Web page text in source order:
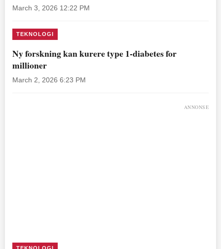
March 3, 2026 12:22 PM
TEKNOLOGI
Ny forskning kan kurere type 1-diabetes for
millioner
March 2, 2026 6:23 PM
ANNONSE